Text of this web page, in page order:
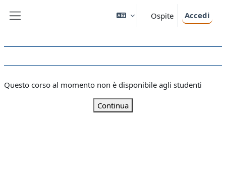
Ospite Accedi
Questo corso al momento non è disponibile agli studenti
Continua